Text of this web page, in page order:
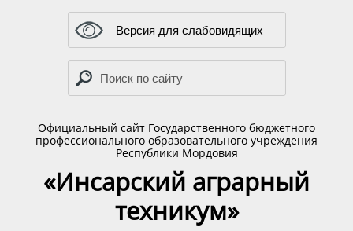
Версия для слабовидящих
Официальный сайт Государственного бюджетного
профессионального образовательного учреждения
Республики Мордовия
«Инсарский аграрный
техникум»